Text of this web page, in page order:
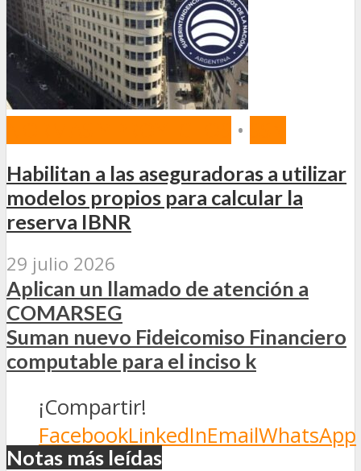
•
Habilitan a las aseguradoras a utilizar
modelos propios para calcular la
reserva IBNR
29 julio 2026
Aplican un llamado de atención a
COMARSEG
Suman nuevo Fideicomiso Financiero
computable para el inciso k
¡Compartir!
FacebookLinkedInEmailWhatsApp
Notas más leídas